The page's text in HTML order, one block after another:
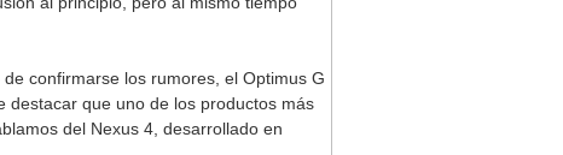
de confirmarse los rumores, el Optimus G
destacar que uno de los productos más
del Nexus 4, desarrollado en